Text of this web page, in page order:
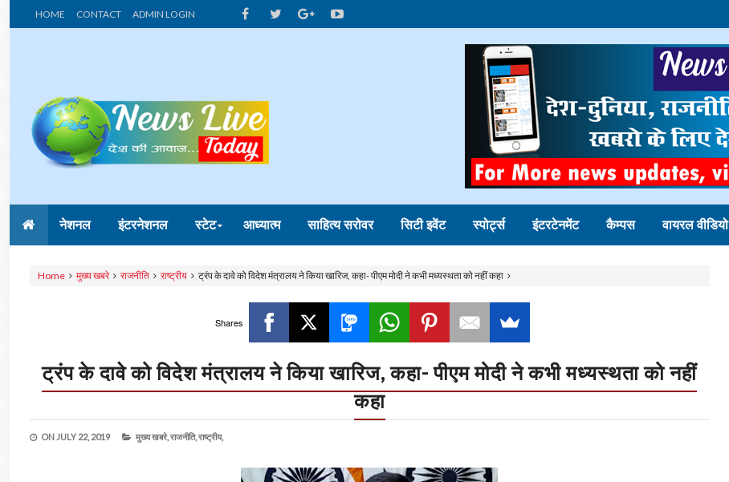
HOME CONTACT ADMIN LOGIN
नेशनल इंटरनेशनल स्टेट आध्यात्म साहित्य सरोवर सिटी इवेंट स्पोर्ट्स इंटरटेनमेंट कैम्पस वायरल वीडियो
Home मुख्य खबरे राजनीति राष्ट्रीय ट्रंप के दावे को विदेश मंत्रालय ने किया खारिज, कहा- पीएम मोदी ने कभी मध्यस्थता को नहीं कहा
Shares
ट्रंप के दावे को विदेश मंत्रालय ने किया खारिज, कहा- पीएम मोदी ने कभी मध्यस्थता को नहीं
कहा
ON JULY 22, 2019 मुख्य खबरे,राजनीति,राष्ट्रीय,